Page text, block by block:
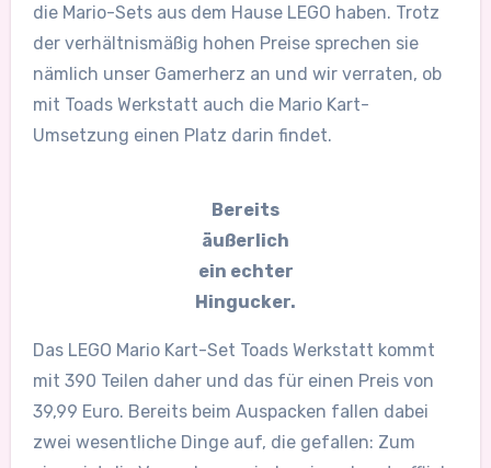
die Mario-Sets aus dem Hause LEGO haben. Trotz
der verhältnismäßig hohen Preise sprechen sie
nämlich unser Gamerherz an und wir verraten, ob
mit Toads Werkstatt auch die Mario Kart-
Umsetzung einen Platz darin findet.
Bereits
äußerlich
ein echter
Hingucker.
Das LEGO Mario Kart-Set Toads Werkstatt kommt
mit 390 Teilen daher und das für einen Preis von
39,99 Euro. Bereits beim Auspacken fallen dabei
zwei wesentliche Dinge auf, die gefallen: Zum